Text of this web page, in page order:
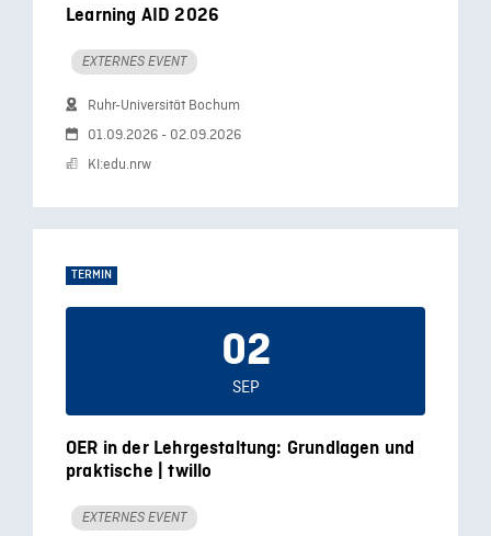
Learning AID 2026
EXTERNES EVENT
Ruhr-Universität Bochum
01.09.2026 - 02.09.2026
KI:edu.nrw
TERMIN
OER in der Lehrgestaltung: Grundlagen und
praktische | twillo
EXTERNES EVENT
02
SEP